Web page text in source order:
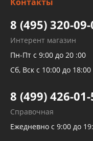
Детейлинг
высокого давления
Тормозных трубок
Рукавов
Рукавов компрессоров
Трубок кондиционеров
Развертка пайка
алюминиевых трубок и
8 (495) 320-
Интерент магазин
Пн-Пт с 9:00 до 20 :00
Сб, Вск с 10:00 до 18:00
8 (499) 426-
Справочная
Ежедневно с 9:00 до